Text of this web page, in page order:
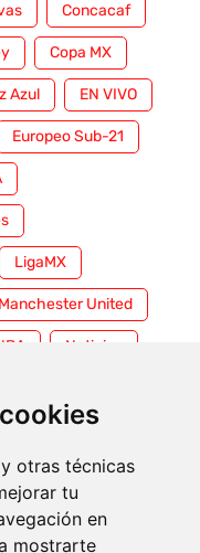
otras técnicas
tu
en
mostrarte
Concacaf
Copa MX
Azul EN VIVO
Europeo Sub-21
LigaMX
Manchester United
Noticias
Serie A
UFC WWE